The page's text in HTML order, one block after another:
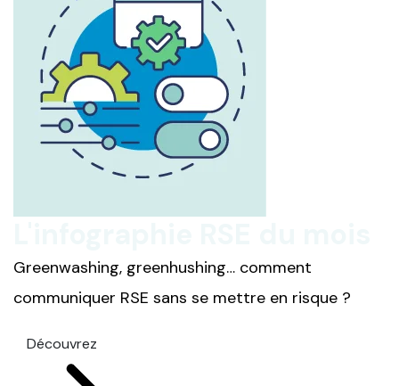
Greenwashing, greenhushing… comment
communiquer RSE sans se mettre en risque ?
Découvrez